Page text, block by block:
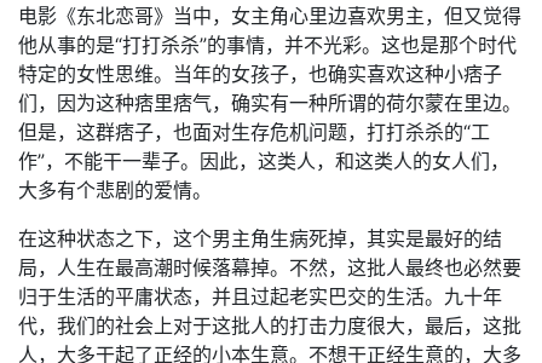
电影《东北恋哥》当中，女主角心里边喜欢男主，但又觉得
他从事的是“打打杀杀”的事情，并不光彩。这也是那个时代
特定的女性思维。当年的女孩子，也确实喜欢这种小痞子
们，因为这种痞里痞气，确实有一种所谓的荷尔蒙在里边。
但是，这群痞子，也面对生存危机问题，打打杀杀的“工
作”，不能干一辈子。因此，这类人，和这类人的女人们，
大多有个悲剧的爱情。
在这种状态之下，这个男主角生病死掉，其实是最好的结
局，人生在最高潮时候落幕掉。不然，这批人最终也必然要
归于生活的平庸状态，并且过起老实巴交的生活。九十年
代，我们的社会上对于这批人的打击力度很大，最后，这批
人，大多干起了正经的小本生意。不想干正经生意的，大多